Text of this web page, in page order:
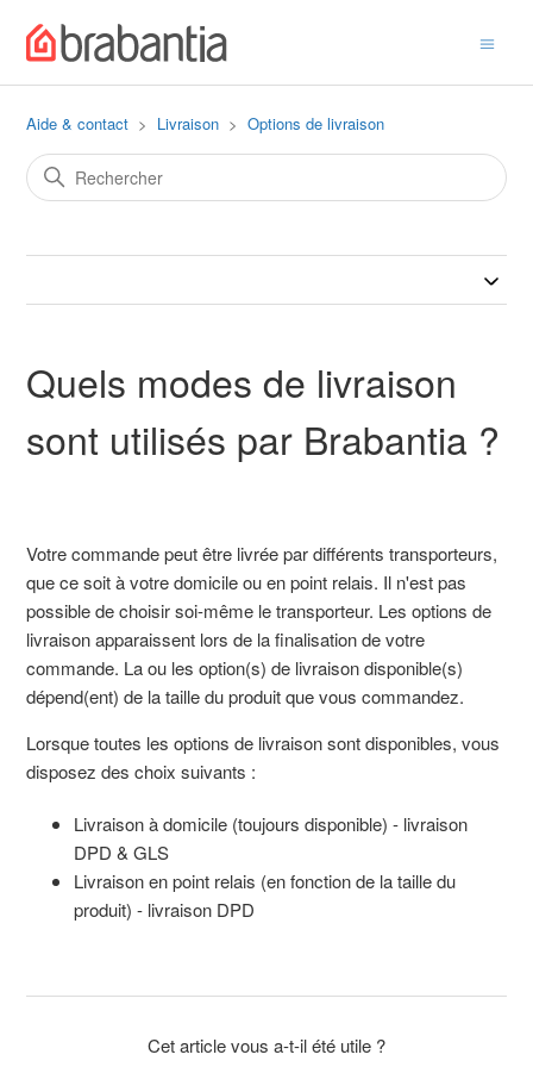
Aide & contact Livraison Options de livraison
Quels modes de livraison
sont utilisés par Brabantia ?
Votre commande peut être livrée par différents transporteurs,
que ce soit à votre domicile ou en point relais. Il n'est pas
possible de choisir soi-même le transporteur. Les options de
livraison apparaissent lors de la finalisation de votre
commande. La ou les option(s) de livraison disponible(s)
dépend(ent) de la taille du produit que vous commandez.
Lorsque toutes les options de livraison sont disponibles, vous
disposez des choix suivants :
Livraison à domicile (toujours disponible) - livraison
DPD & GLS
Livraison en point relais (en fonction de la taille du
produit) - livraison DPD
Cet article vous a-t-il été utile ?